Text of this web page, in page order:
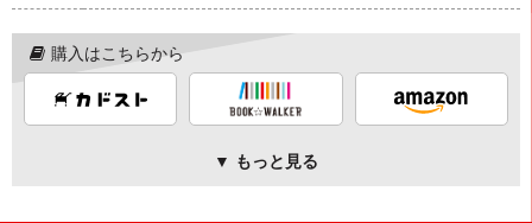
購入はこちらから
▼ もっと見る